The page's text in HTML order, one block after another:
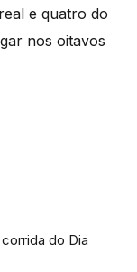
e quatro do
nos oitavos
do Dia